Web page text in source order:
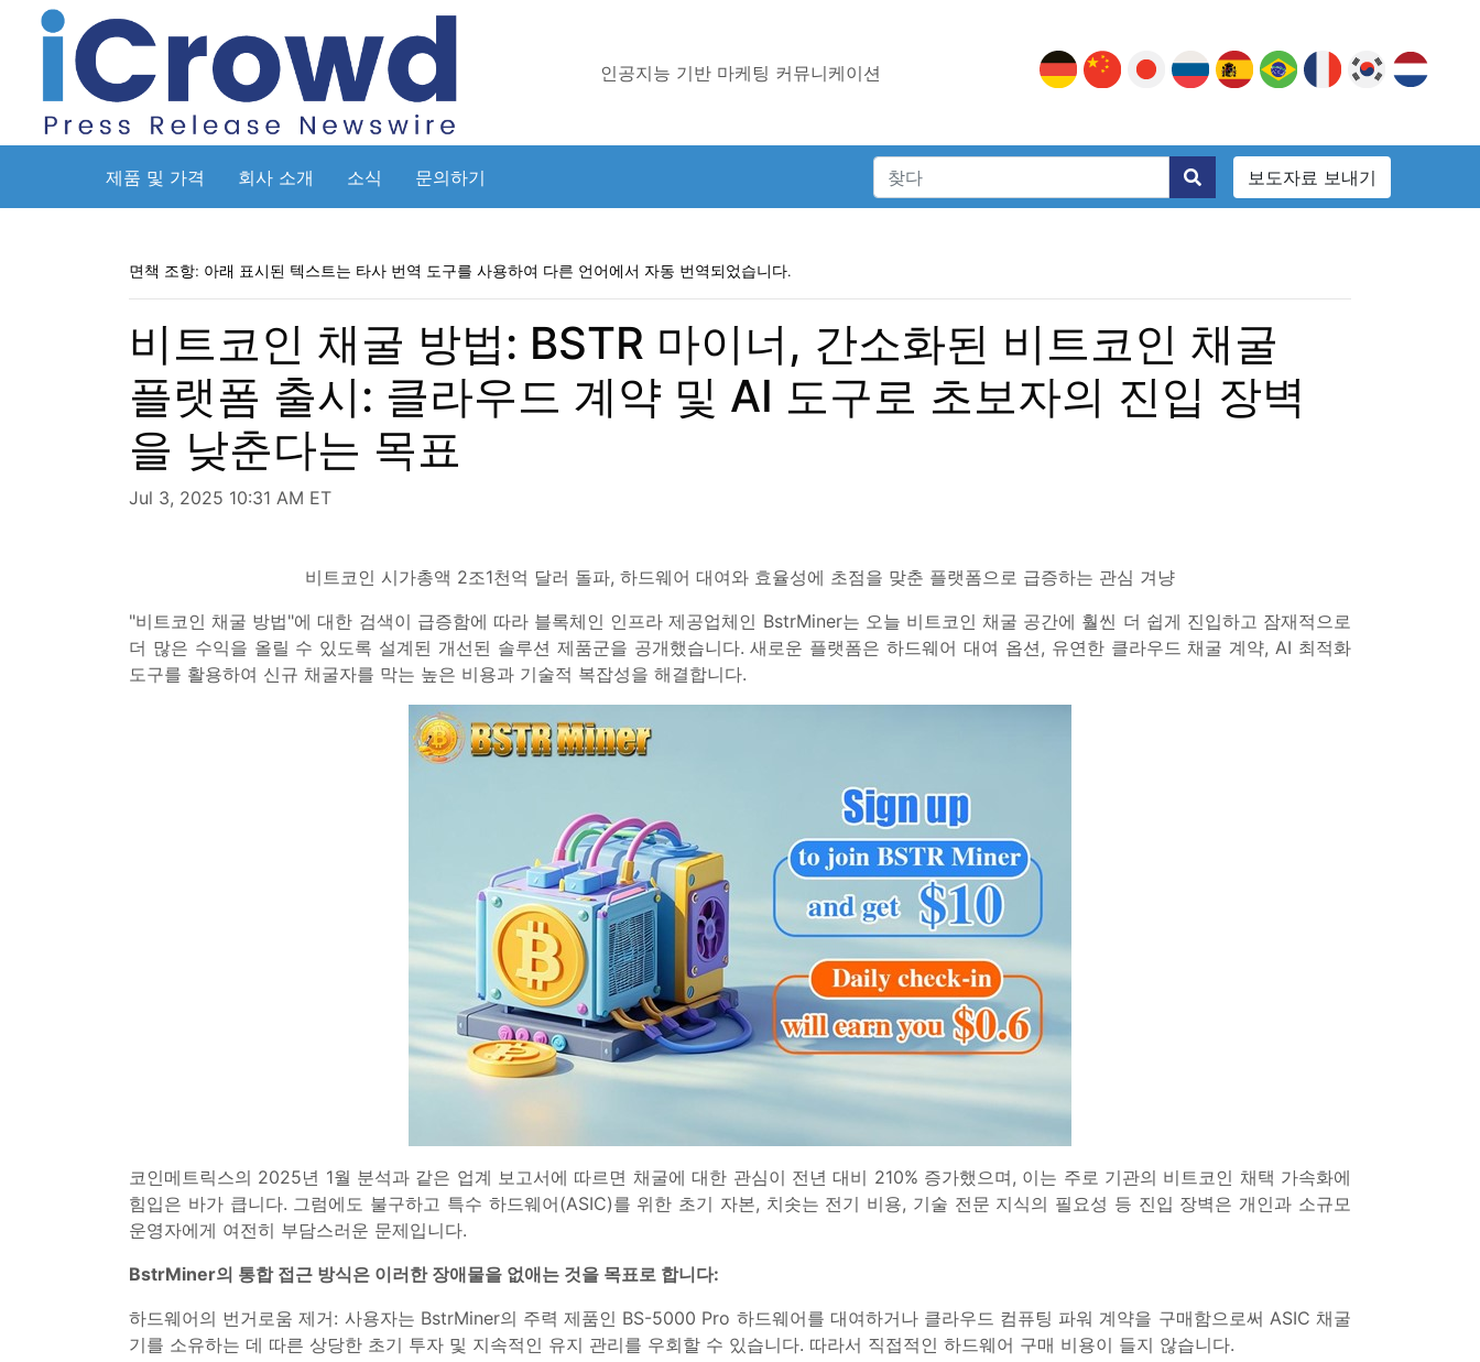
인공지능 기반 마케팅 커뮤니케이션
제품 및 가격 회사 소개 소식 문의하기 보도자료 보내기
면책 조항: 아래 표시된 텍스트는 타사 번역 도구를 사용하여 다른 언어에서 자동 번역되었습니다.
비트코인 채굴 방법: BSTR 마이너, 간소화된 비트코인 채굴
플랫폼 출시: 클라우드 계약 및 AI 도구로 초보자의 진입 장벽
을 낮춘다는 목표
Jul 3, 2025 10:31 AM ET
비트코인 시가총액 2조1천억 달러 돌파, 하드웨어 대여와 효율성에 초점을 맞춘 플랫폼으로 급증하는 관심 겨냥
"비트코인 채굴 방법"에 대한 검색이 급증함에 따라 블록체인 인프라 제공업체인 BstrMiner는 오늘 비트코인 채굴 공간에 훨씬 더 쉽게 진입하고 잠재적으로
더 많은 수익을 올릴 수 있도록 설계된 개선된 솔루션 제품군을 공개했습니다. 새로운 플랫폼은 하드웨어 대여 옵션, 유연한 클라우드 채굴 계약, AI 최적화
도구를 활용하여 신규 채굴자를 막는 높은 비용과 기술적 복잡성을 해결합니다.
코인메트릭스의 2025년 1월 분석과 같은 업계 보고서에 따르면 채굴에 대한 관심이 전년 대비 210% 증가했으며, 이는 주로 기관의 비트코인 채택 가속화에
힘입은 바가 큽니다. 그럼에도 불구하고 특수 하드웨어(ASIC)를 위한 초기 자본, 치솟는 전기 비용, 기술 전문 지식의 필요성 등 진입 장벽은 개인과 소규모
운영자에게 여전히 부담스러운 문제입니다.
BstrMiner의 통합 접근 방식은 이러한 장애물을 없애는 것을 목표로 합니다:
하드웨어의 번거로움 제거: 사용자는 BstrMiner의 주력 제품인 BS-5000 Pro 하드웨어를 대여하거나 클라우드 컴퓨팅 파워 계약을 구매함으로써 ASIC 채굴
기를 소유하는 데 따른 상당한 초기 투자 및 지속적인 유지 관리를 우회할 수 있습니다. 따라서 직접적인 하드웨어 구매 비용이 들지 않습니다.